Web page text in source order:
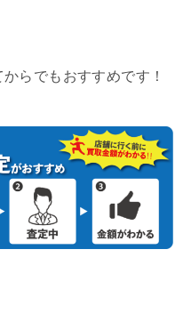
らでもおすすめです！